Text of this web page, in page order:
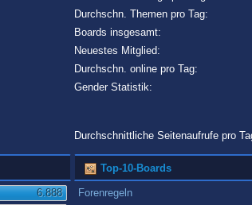
Durchschn. Themen pro Tag:
Boards insgesamt:
Neuestes Mitglied:
Durchschn. online pro Tag:
Gender Statistik:
Durchschnittliche Seitenaufrufe pro
6.888
Top-10-Boards
Forenregeln